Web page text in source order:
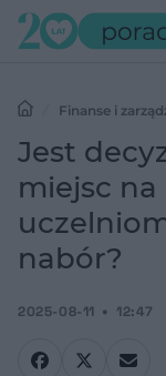
Finanse i
medycynie. Którym
Jest
miejsc
nabór?
2025-08-11 12:47